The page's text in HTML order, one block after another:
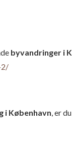
byvandringer i
2/
i København , er